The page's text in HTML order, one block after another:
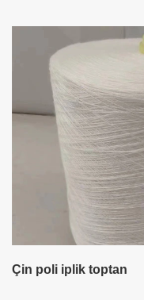
Çin poli iplik toptan